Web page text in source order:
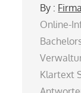
By :
Online-
Klartext